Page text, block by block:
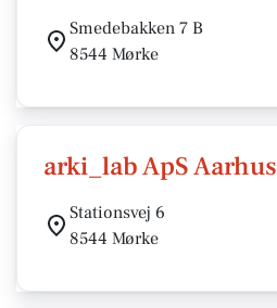
Smedebakken 7 B
8544 Mørke
arki_lab ApS Aarhus
Stationsvej 6
8544 Mørke